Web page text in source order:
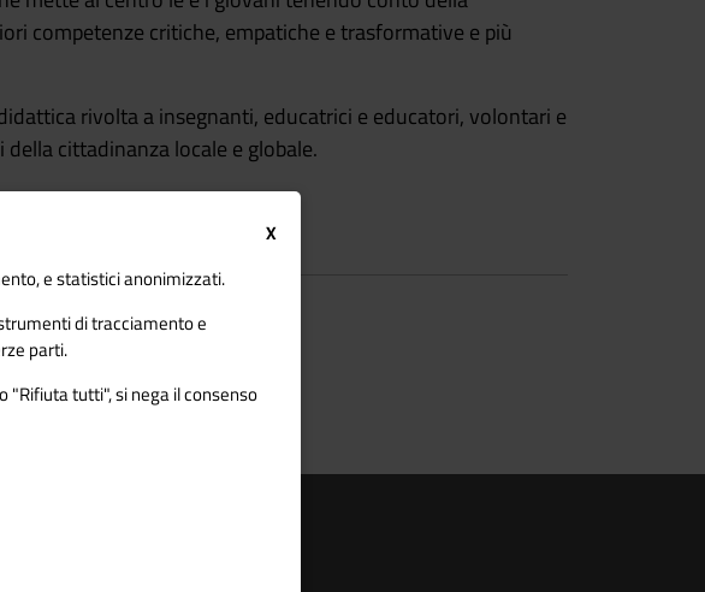
competenze critiche, empatiche e trasformative e più
rivolta a insegnanti, educatrici e educatori, volontari e
cittadinanza locale e globale.
X
e statistici anonimizzati.
di tracciamento e
parti.
"Rifiuta tutti", si nega il consenso